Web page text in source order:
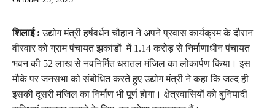
शिलाई : उद्योग मंत्री हर्षवर्धन चौहान ने अपने प्रवास कार्यक्रम के दौरान
वीरवार को ग्राम पंचायत झकांडों में 1.14 करोड़ से निर्माणाधीन पंचायत
भवन की 52 लाख से नवनिर्मित धरातल मंजिल का लोकार्पण किया। इस
मौके पर जनसभा को संबोधित करते हुए उद्योग मंत्री ने कहा कि जल्द ही
इसकी दूसरी मंजिल का निर्माण भी पूर्ण होगा। क्षेत्रवासियों को बुनियादी